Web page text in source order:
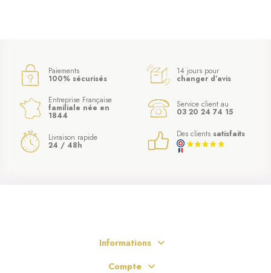
(6 avis)
Paiements
100% sécurisés
14 jours pour
changer d’avis
Entreprise Française
familiale née en
1844
Service client au
03 20 24 74 15
Livraison rapide
24 / 48h
Des clients satisfaits
Informations
Compte